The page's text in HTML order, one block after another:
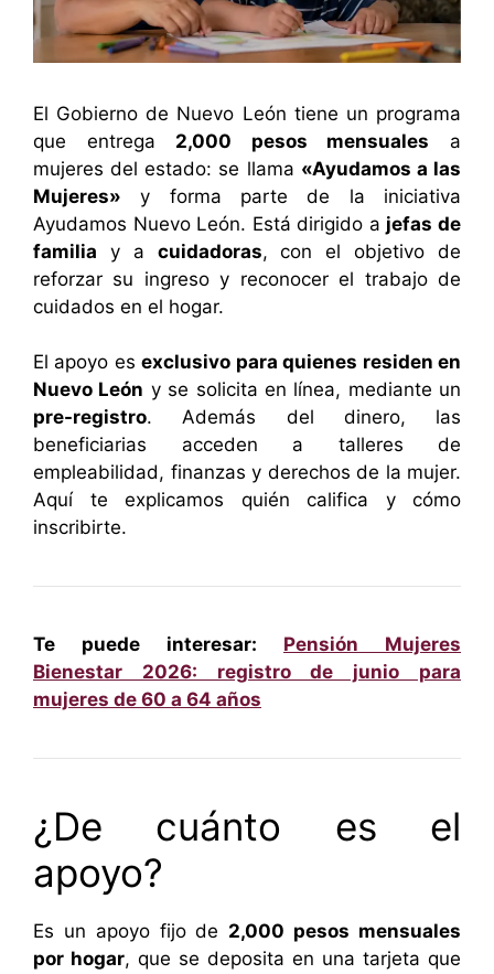
El Gobierno de Nuevo León tiene un programa
que entrega 2,000 pesos mensuales a
mujeres del estado: se llama «Ayudamos a las
Mujeres» y forma parte de la iniciativa
Ayudamos Nuevo León. Está dirigido a jefas de
familia y a cuidadoras, con el objetivo de
reforzar su ingreso y reconocer el trabajo de
cuidados en el hogar.
El apoyo esexclusivo para quienes residen en
Nuevo León y se solicita en línea, mediante un
pre-registro. Además del dinero, las
beneficiarias acceden a talleres de
empleabilidad, finanzas y derechos de la mujer.
Aquí te explicamos quién califica y cómo
inscribirte.
Te puede interesar: Pensión Mujeres
Bienestar 2026: registro de junio para
mujeres de 60 a 64 años
¿De cuánto es el
apoyo?
Es un apoyo fijo de 2,000 pesos mensuales
por hogar, que se deposita en una tarjeta que